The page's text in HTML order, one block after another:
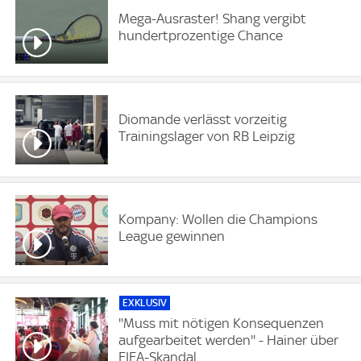
Mega-Ausraster! Shang vergibt
hundertprozentige Chance
Diomande verlässt vorzeitig
Trainingslager von RB Leipzig
Kompany: Wollen die Champions
League gewinnen
EXKLUSIV
''Muss mit nötigen Konsequenzen
aufgearbeitet werden'' - Hainer über
FIFA-Skandal